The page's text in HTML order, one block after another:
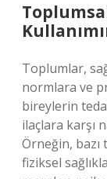
Toplumlar,
normlara ve
bireylerin
ilaçlara karşı
Örneğin, bazı
fiziksel